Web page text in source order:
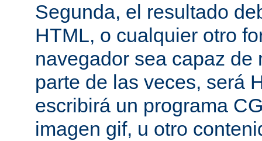
Segunda, el resultado
HTML, o cualquier otro
navegador sea capaz de
parte de las veces, será
escribirá un programa
imagen gif, u otro